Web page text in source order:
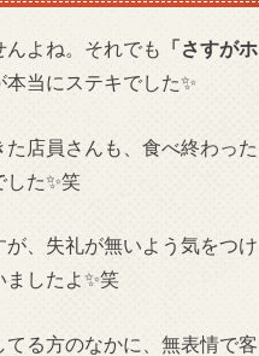
よね。それでも 「さすがホ
当にステキでした✨
店員さんも、食べ終わった
た✨笑
、失礼が無いよう気をつけ
したよ✨笑
る方のなかに、無表情で客